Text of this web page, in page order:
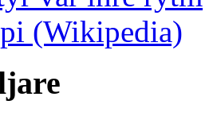
(Wikipedia)